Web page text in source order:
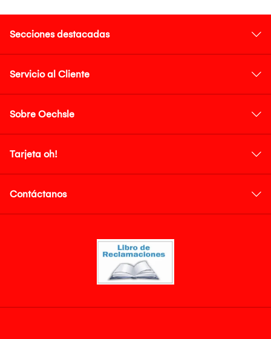
Secciones destacadas
Servicio al Cliente
Sobre Oechsle
Tarjeta oh!
Contáctanos